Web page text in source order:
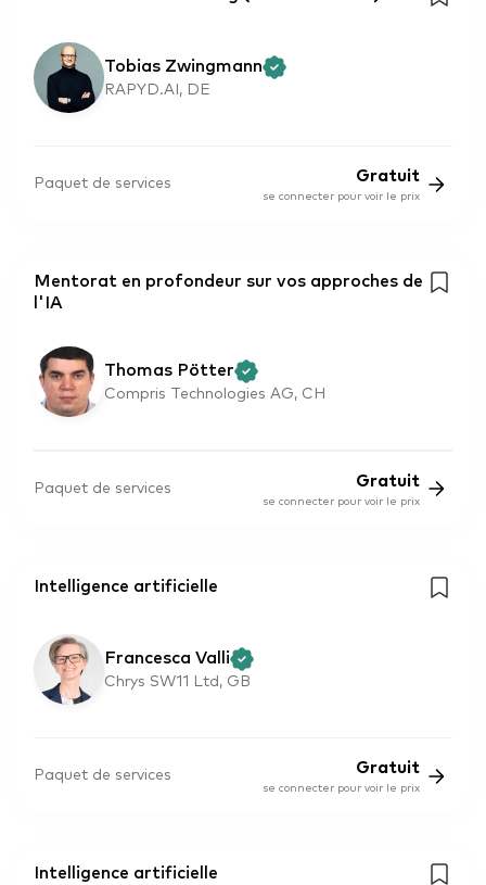
Tobias Zwingmann
RAPYD.AI, DE
Paquet de services Gratuit
se connecter pour voir le prix
Mentorat en profondeur sur vos approches de
l'IA
Thomas Pötter
Compris Technologies AG, CH
Paquet de services Gratuit
se connecter pour voir le prix
Intelligence artificielle
Francesca Valli
Chrys SW11 Ltd, GB
Paquet de services Gratuit
se connecter pour voir le prix
Intelligence artificielle